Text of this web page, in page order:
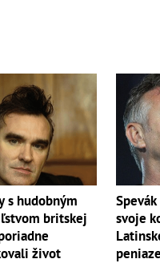
s hudobným
britskej
život
svoje